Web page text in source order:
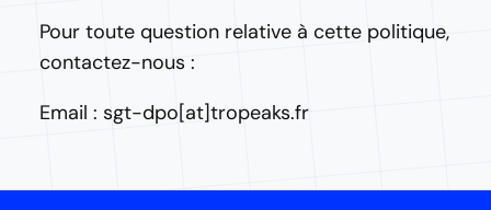
Pour toute question relative à cette politique,
contactez-nous :
Email : sgt-dpo[at]tropeaks.fr